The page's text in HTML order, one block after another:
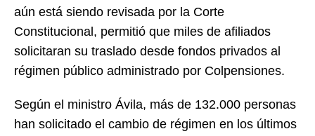
aún está siendo revisada por la Corte
Constitucional, permitió que miles de afiliados
solicitaran su traslado desde fondos privados al
régimen público administrado por Colpensiones.
Según el ministro Ávila, más de 132.000 personas
han solicitado el cambio de régimen en los últimos